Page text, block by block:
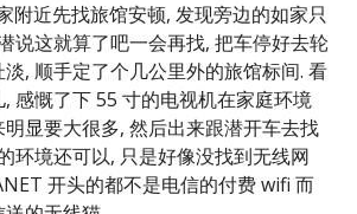
附近先找旅馆安顿, 发现旁边的如家只
说这就算了吧一会再找, 把车停好去轮
, 顺手定了个几公里外的旅馆标间. 看
感慨了下 55 寸的电视机在家庭环境
显要大很多, 然后出来跟潜开车去找
环境还可以, 只是好像没找到无线网
开头的都不是电信的付费 wifi 而